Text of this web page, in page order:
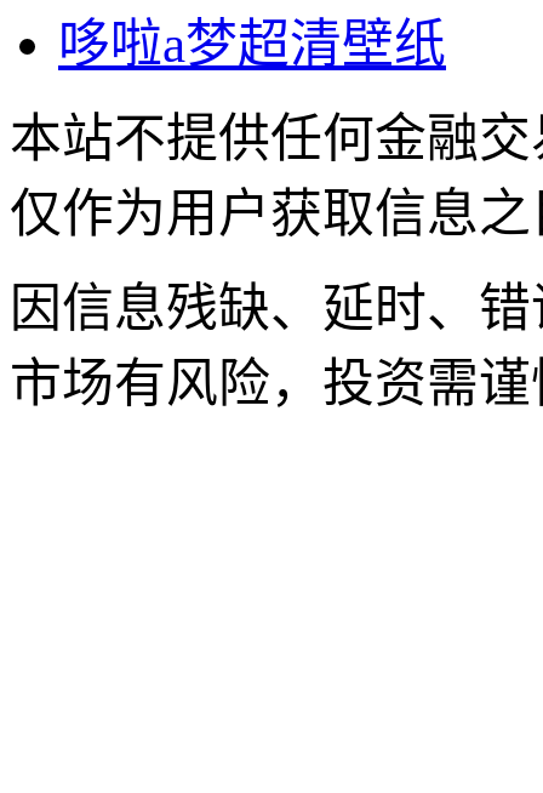
哆啦a梦超清壁纸
本站不提供任何金融
仅作为用户获取信息
因信息残缺、延时、
市场有风险，投资需